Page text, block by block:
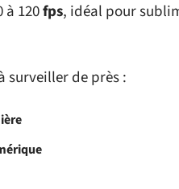
à 120fps, idéal pour
surveiller de près :